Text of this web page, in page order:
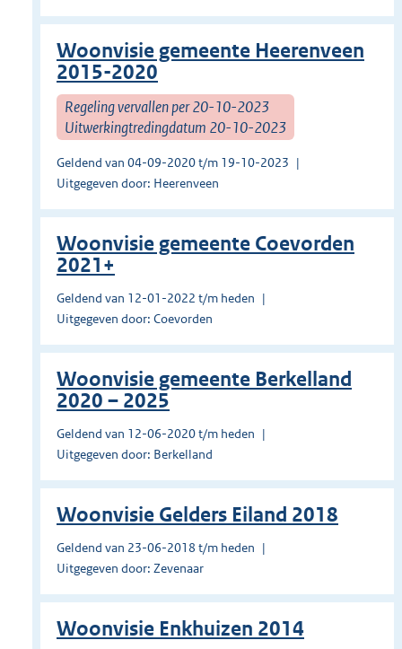
Woonvisie gemeente Heerenveen
2015-2020
Regeling vervallen per 20-10-2023
Uitwerkingtredingdatum 20-10-2023
Geldend van 04-09-2020 t/m 19-10-2023
Uitgegeven door: Heerenveen
Woonvisie gemeente Coevorden
2021+
Geldend van 12-01-2022 t/m heden
Uitgegeven door: Coevorden
Woonvisie gemeente Berkelland
2020 – 2025
Geldend van 12-06-2020 t/m heden
Uitgegeven door: Berkelland
Woonvisie Gelders Eiland 2018
Geldend van 23-06-2018 t/m heden
Uitgegeven door: Zevenaar
Woonvisie Enkhuizen 2014